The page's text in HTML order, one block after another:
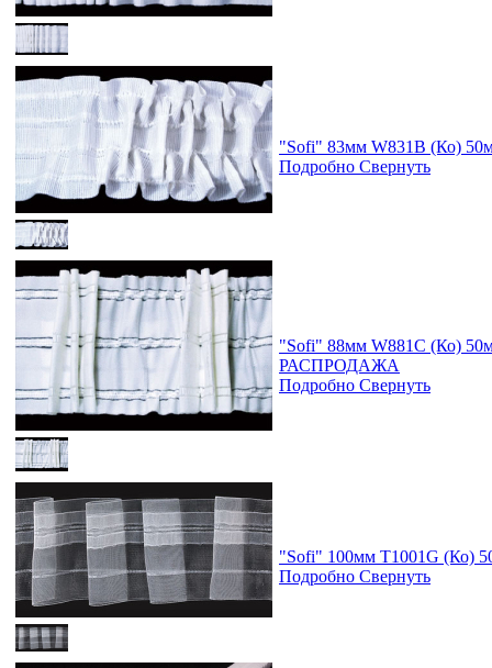
"Sofi" 83мм W831B (Ко)
Подробно Свернуть
"Sofi" 88мм W881C (Ко)
РАСПРОДАЖА
Подробно Свернуть
"Sofi" 100мм T1001G (Ко)
Подробно Свернуть